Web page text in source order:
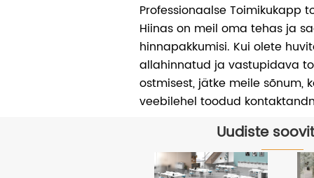
Professionaalse Toimikukapp
Hiinas on meil oma tehas ja
hinnapakkumisi. Kui olete
allahinnatud ja vastupidava
ostmisest, jätke meile sõnum,
veebilehel toodud
Uudiste